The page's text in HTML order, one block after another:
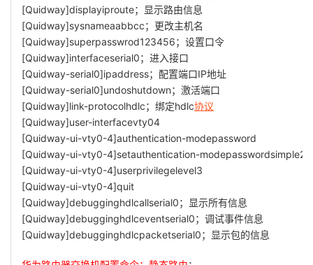
[Quidway]displayiproute；显示路由信息
[Quidway]sysnameaabbcc；更改主机名
[Quidway]superpasswrod123456；设置口令
[Quidway]interfaceserial0；进入接口
[Quidway-serial0]ipaddress；配置端口IP地址
[Quidway-serial0]undoshutdown；激活端口
[Quidway]link-protocolhdlc；绑定hdlc协议
[Quidway]user-interfacevty04
[Quidway-ui-vty0-4]authentication-modepassword
[Quidway-ui-vty0-4]setauthentication-
[Quidway-ui-vty0-4]userprivilegelevel3
[Quidway-ui-vty0-4]quit
[Quidway]debugginghdlcallserial0；显示所有信息
[Quidway]debugginghdlceventserial0；调试事件信息
[Quidway]debugginghdlcpacketserial0；显示包的信息